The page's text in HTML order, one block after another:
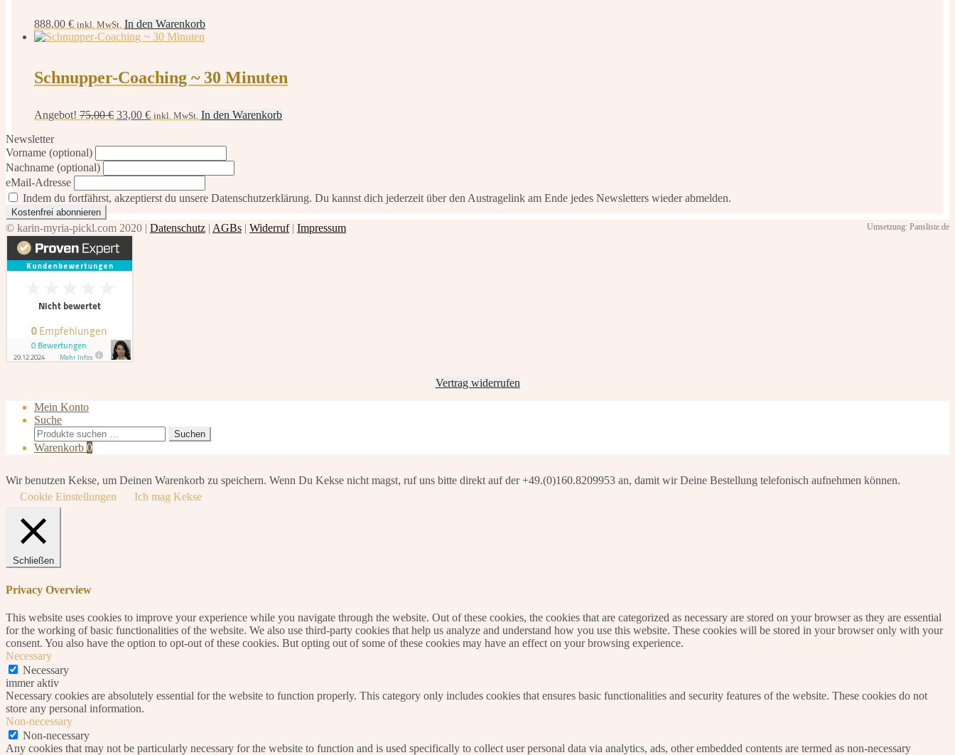
888,00 € inkl. MwSt. In den Warenkorb
Schnupper-Coaching ~ 30 Minuten
Angebot! 75,00€ Ursprünglicher
33,00 €Aktueller
inkl. MwSt. In den Warenkorb
Newsletter
Vorname (optional)
Nachname (optional)
eMail-Adresse
Indem du fortfährst, akzeptierst du unsere Datenschutzerklärung. Du kannst dich jederzeit über den Austragelink am Ende jedes Newsletters wieder abmelden.
© karin-myria-pickl.com 2020 | Datenschutz | AGBs | Widerruf| Impressum Umsetzung: Pansliste.de
Vertrag widerrufen
Mein Konto
Suche
Suchen
nach:
Suchen
Warenkorb 0
Wir benutzen Kekse, um Deinen Warenkorb zu speichern. Wenn Du Kekse nicht magst, ruf uns bitte direkt auf der +49.(0)160.8209953 an, damit wir Deine Bestellung telefonisch aufnehmen können.
Cookie Einstellungen
Ich mag Kekse
Schließen
Privacy Overview
This website uses cookies to improve your experience while you navigate through the website. Out of these cookies, the cookies that are categorized as necessary are stored on your browser as they are essential
for the working of basic functionalities of the website. We also use third-party cookies that help us analyze and understand how you use this website. These cookies will be stored in your browser only with your
consent. You also have the option to opt-out of these cookies. But opting out of some of these cookies may have an effect on your browsing experience.
Necessary
Necessary
immer aktiv
Necessary cookies are absolutely essential for the website to function properly. This category only includes cookies that ensures basic functionalities and security features of the website. These cookies do not
store any personal information.
Non-necessary
Non-necessary
Any cookies that may not be particularly necessary for the website to function and is used specifically to collect user personal data via analytics, ads, other embedded contents are termed as non-necessary